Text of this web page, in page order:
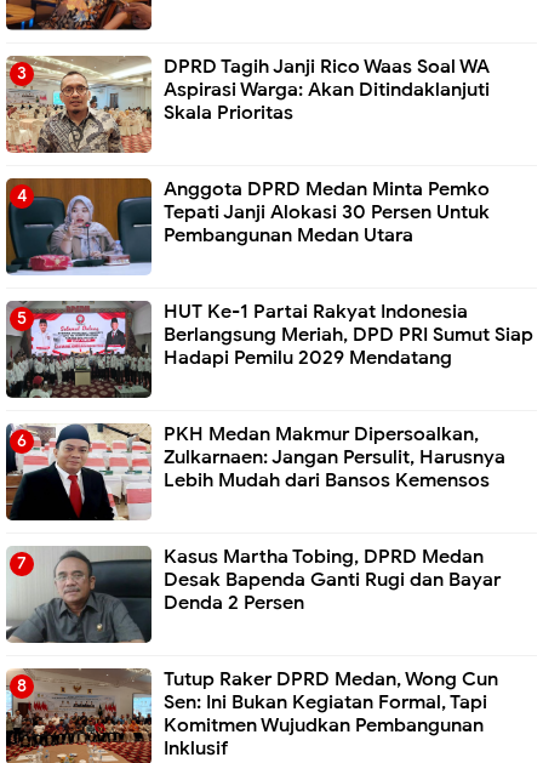
DPRD Tagih Janji Rico Waas Soal WA
Aspirasi Warga: Akan Ditindaklanjuti
Skala Prioritas
Anggota DPRD Medan Minta Pemko
Tepati Janji Alokasi 30 Persen Untuk
Pembangunan Medan Utara
HUT Ke-1 Partai Rakyat Indonesia
Berlangsung Meriah, DPD PRI Sumut Siap
Hadapi Pemilu 2029 Mendatang
PKH Medan Makmur Dipersoalkan,
Zulkarnaen: Jangan Persulit, Harusnya
Lebih Mudah dari Bansos Kemensos
Kasus Martha Tobing, DPRD Medan
Desak Bapenda Ganti Rugi dan Bayar
Denda 2 Persen
Tutup Raker DPRD Medan, Wong Cun
Sen: Ini Bukan Kegiatan Formal, Tapi
Komitmen Wujudkan Pembangunan
Inklusif